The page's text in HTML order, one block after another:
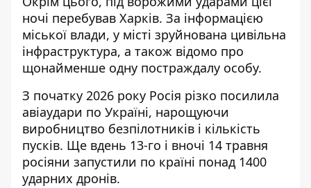
ночі перебував Харків. За інформацією
міської влади, у місті зруйнована цивільна
інфраструктура, а також відомо про
щонайменше одну постраждалу особу.
З початку 2026 року Росія різко посилила
авіаудари по Україні, нарощуючи
виробництво безпілотників і кількість
пусків. Ще вдень 13-го і вночі 14 травня
росіяни запустили по країні понад 1400
ударних дронів.